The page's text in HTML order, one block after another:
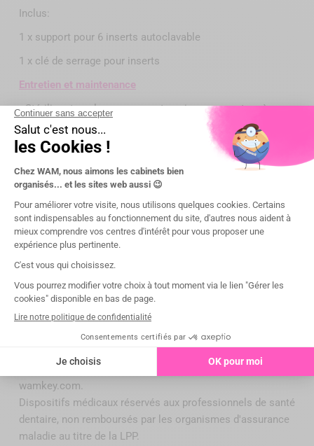
Inclus:
1 x support pour 6 inserts autoclavable
1 x clé de serrage pour inserts
Entretien et maintenance
• Stériliser tous les composants soigneusement après
chaque utilisation.
• Vérifier l’usure des inserts et les remplacer si nécessaire
pour garantir la précision.
• Conserver les inserts dans le support fourni pour qu’ils
soient prêts à l’emploi.
Présentation
Mentions légales :
Les conditions, tarifs faisant foi, destination,
dispositifs sont indiqués sur chaque fiche produit du site
wamkey.com.
Dispositifs médicaux réservés aux professionnels de santé
dentaire, non remboursés par les organismes d'assurance
maladie au titre de la LPP.